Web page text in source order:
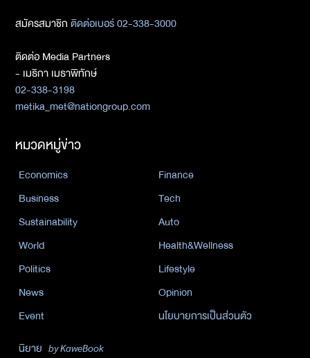
สมัครสมาชิกติดต่อเบอร์ 02-338-3000
ติดต่อ Media Partners
- เมธิกา เมธาพิทักษ์
02-338-3198
metika_met@nationgroup.com
หมวดหมู่ข่าว
Economics
Finance
Business
Tech
Sustainability
Auto
World
Health&Wellness
Politics
Lifestyle
News
Opinion
Event
นโยบายการเป็นส่วนตัว
นิยาย by KaweBook